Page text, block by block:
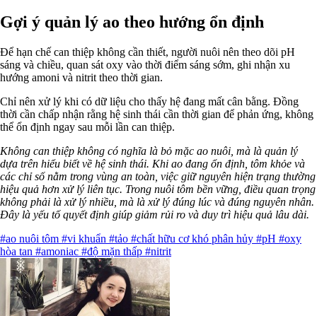
Gợi ý quản lý ao theo hướng ổn định
Để hạn chế can thiệp không cần thiết, người nuôi nên theo dõi pH
sáng và chiều, quan sát oxy vào thời điểm sáng sớm, ghi nhận xu
hướng amoni và nitrit theo thời gian.
Chỉ nên xử lý khi có dữ liệu cho thấy hệ đang mất cân bằng. Đồng
thời cần chấp nhận rằng hệ sinh thái cần thời gian để phản ứng, không
thể ổn định ngay sau mỗi lần can thiệp.
Không can thiệp không có nghĩa là bỏ mặc ao nuôi, mà là quản lý
dựa trên hiểu biết về hệ sinh thái. Khi ao đang ổn định, tôm khỏe và
các chỉ số nằm trong vùng an toàn, việc giữ nguyên hiện trạng thường
hiệu quả hơn xử lý liên tục. Trong nuôi tôm bền vững, điều quan trọng
không phải là xử lý nhiều, mà là xử lý đúng lúc và đúng nguyên nhân.
Đây là yếu tố quyết định giúp giảm rủi ro và duy trì hiệu quả lâu dài.
#ao nuôi tôm #vi khuẩn #tảo #chất hữu cơ khó phân hủy #pH #oxy
hòa tan #amoniac #độ mặn thấp #nitrit